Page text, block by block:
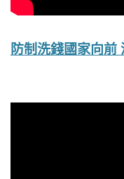
防制洗錢國家向前